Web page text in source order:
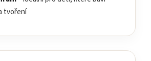
tvoření